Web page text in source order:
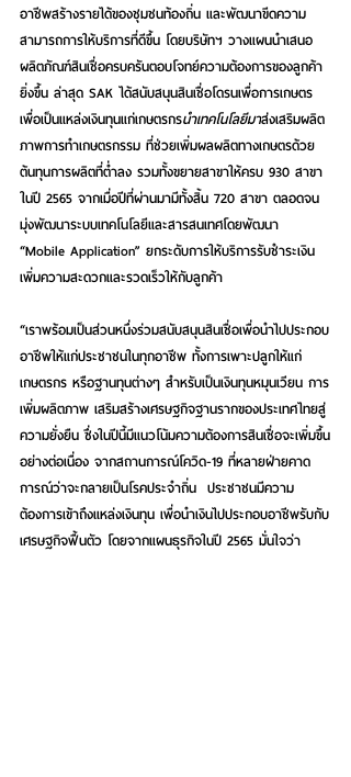
อาชีพสร้างรายได้ของชุมชนท้องถิ่น และพัฒนาขีดความ
สามารถการให้บริการที่ดีขึ้น โดยบริษัทฯ วางแผนนำเสนอ
ผลิตภัณฑ์สินเชื่อครบครันตอบโจทย์ความต้องการของลูกค้า
ยิ่งขึ้น ล่าสุด SAK ได้สนับสนุนสินเชื่อโดรนเพื่อการเกษตร
เพื่อเป็นแหล่งเงินทุนแก่เกษตรกรนำเทคโนโลยีมาส่งเสริมผลิต
ภาพการทำเกษตรกรรม ที่ช่วยเพิ่มผลผลิตทางเกษตรด้วย
ต้นทุนการผลิตที่ต่ำลง รวมทั้งขยายสาขาให้ครบ 930 สาขา
ในปี 2565 จากเมื่อปีที่ผ่านมามีทั้งสิ้น 720 สาขา ตลอดจน
มุ่งพัฒนาระบบเทคโนโลยีและสารสนเทศโดยพัฒนา
“Mobile Application” ยกระดับการให้บริการรับชำระเงิน
เพิ่มความสะดวกและรวดเร็วให้กับลูกค้า
“เราพร้อมเป็นส่วนหนึ่งร่วมสนับสนุนสินเชื่อเพื่อนำไปประกอบ
อาชีพให้แก่ประชาชนในทุกอาชีพ ทั้งการเพาะปลูกให้แก่
เกษตรกร หรือฐานทุนต่างๆ สำหรับเป็นเงินทุนหมุนเวียน การ
เพิ่มผลิตภาพ เสริมสร้างเศรษฐกิจฐานรากของประเทศไทยสู่
ความยั่งยืน ซึ่งในปีนี้มีแนวโน้มความต้องการสินเชื่อจะเพิ่มขึ้น
อย่างต่อเนื่อง จากสถานการณ์โควิด-19 ที่หลายฝ่ายคาด
การณ์ว่าจะกลายเป็นโรคประจำถิ่น  ประชาชนมีความ
ต้องการเข้าถึงแหล่งเงินทุน เพื่อนำเงินไปประกอบอาชีพรับกับ
เศรษฐกิจฟื้นตัว โดยจากแผนธุรกิจในปี 2565 มั่นใจว่า